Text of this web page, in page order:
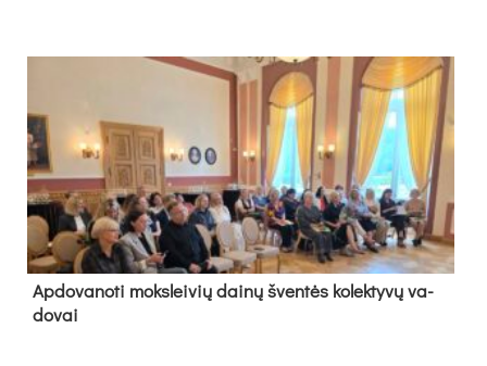
Ap­do­va­no­ti moks­lei­vių dai­nų šven­tės ko­lek­ty­vų va­
do­vai